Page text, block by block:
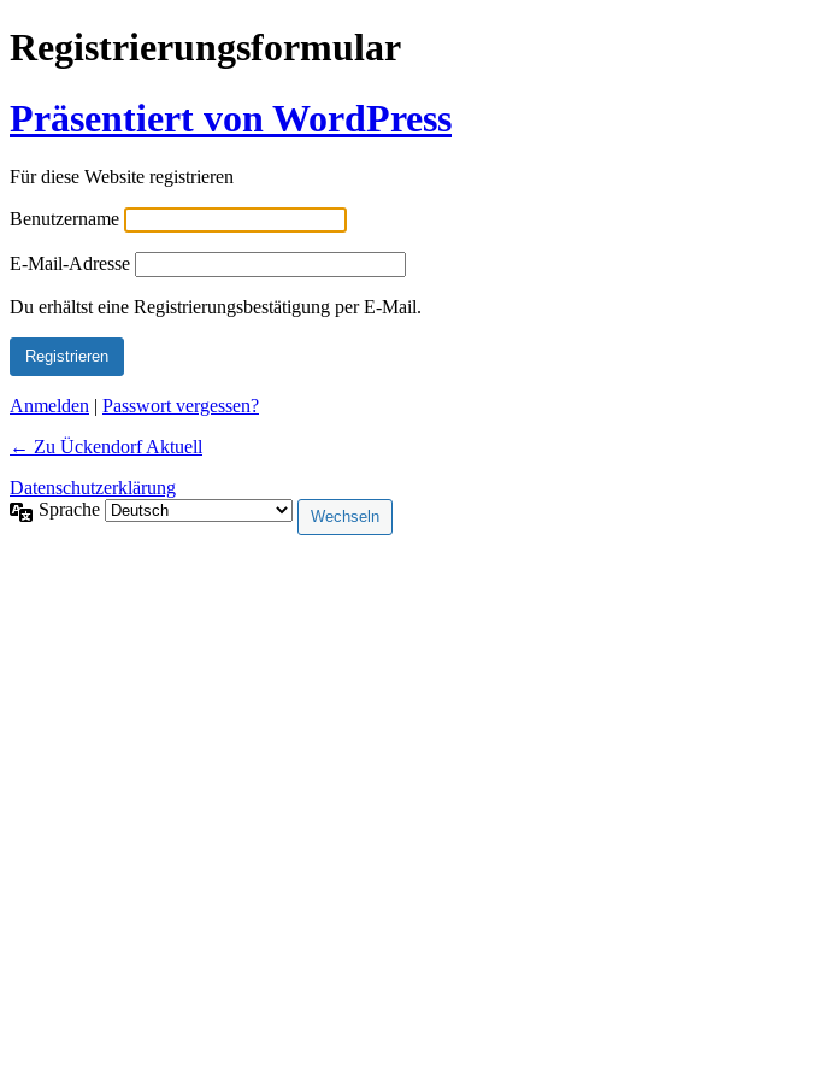
Registrierungsformular
Präsentiert von WordPress
Für diese Website registrieren
Benutzername
E-Mail-Adresse
Alternative:
Du erhältst eine Registrierungsbestätigung per E-Mail.
Anmelden | Passwort vergessen?
← Zu Ückendorf Aktuell
Datenschutzerklärung
Sprache